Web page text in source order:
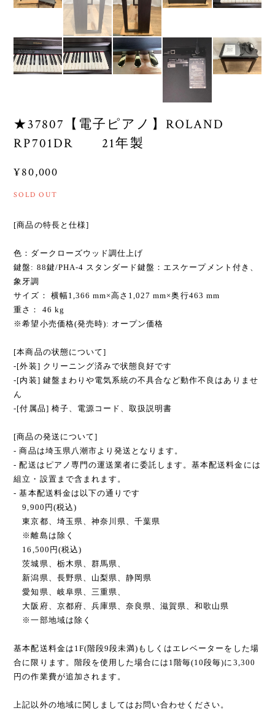
★37807【電子ピアノ】ROLAND
RP701DR 21年製
¥80,000
SOLD OUT
[商品の特長と仕様]
色：ダークローズウッド調仕上げ
鍵盤: 88鍵/PHA-4 スタンダード鍵盤：エスケープメント付き、
象牙調
サイズ： 横幅1,366 mm×高さ1,027 mm×奥行463 mm
重さ： 46 kg
※希望小売価格(発売時): オープン価格
[本商品の状態について]
-[外装] クリーニング済みで状態良好です
-[内装] 鍵盤まわりや電気系統の不具合など動作不良はありませ
ん
-[付属品] 椅子、電源コード、取扱説明書
[商品の発送について]
- 商品は埼玉県八潮市より発送となります。
- 配送はピアノ専門の運送業者に委託します。基本配送料金には
組立・設置まで含まれます。
- 基本配送料金は以下の通りです
9,900円(税込)
東京都、埼玉県、神奈川県、千葉県
※離島は除く
16,500円(税込)
茨城県、栃木県、群馬県、
新潟県、長野県、山梨県、静岡県
愛知県、岐阜県、三重県、
大阪府、京都府、兵庫県、奈良県、滋賀県、和歌山県
※一部地域は除く
基本配送料金は1F(階段9段未満)もしくはエレベーターをした場
合に限ります。階段を使用した場合には1階毎(10段毎)に3,300
円の作業費が追加されます。
上記以外の地域に関しましてはお問い合わせください。